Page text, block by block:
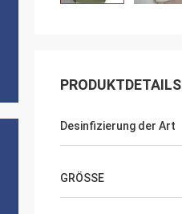
PRODUKTDETAILS
Desinfizierung der Art
GRÖSSE